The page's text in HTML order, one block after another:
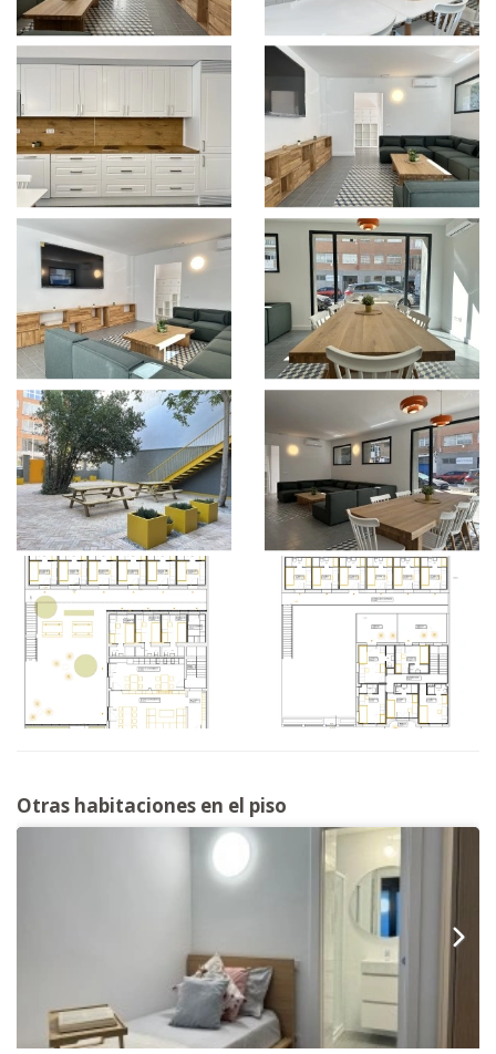
Otras habitaciones en el piso